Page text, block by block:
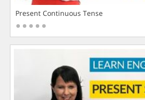
Present Continuous Tense